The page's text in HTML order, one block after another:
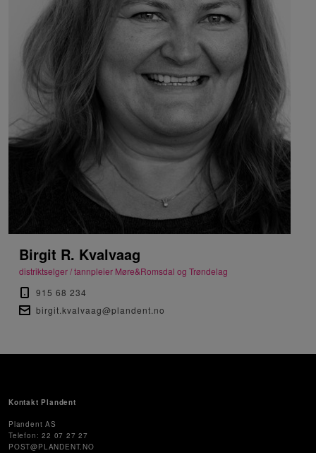
Birgit R. Kvalvaag
distriktselger / tannpleier Møre&Romsdal og Trøndelag
915 68 234
birgit.kvalvaag@plandent.no
Kontakt Plandent
Plandent AS
Telefon: 22 07 27 27
POST@PLANDENT.NO